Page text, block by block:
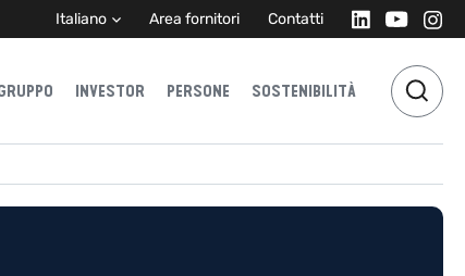
Italiano Area fornitori Contatti
INVESTOR PERSONE SOSTENIBILITÀ